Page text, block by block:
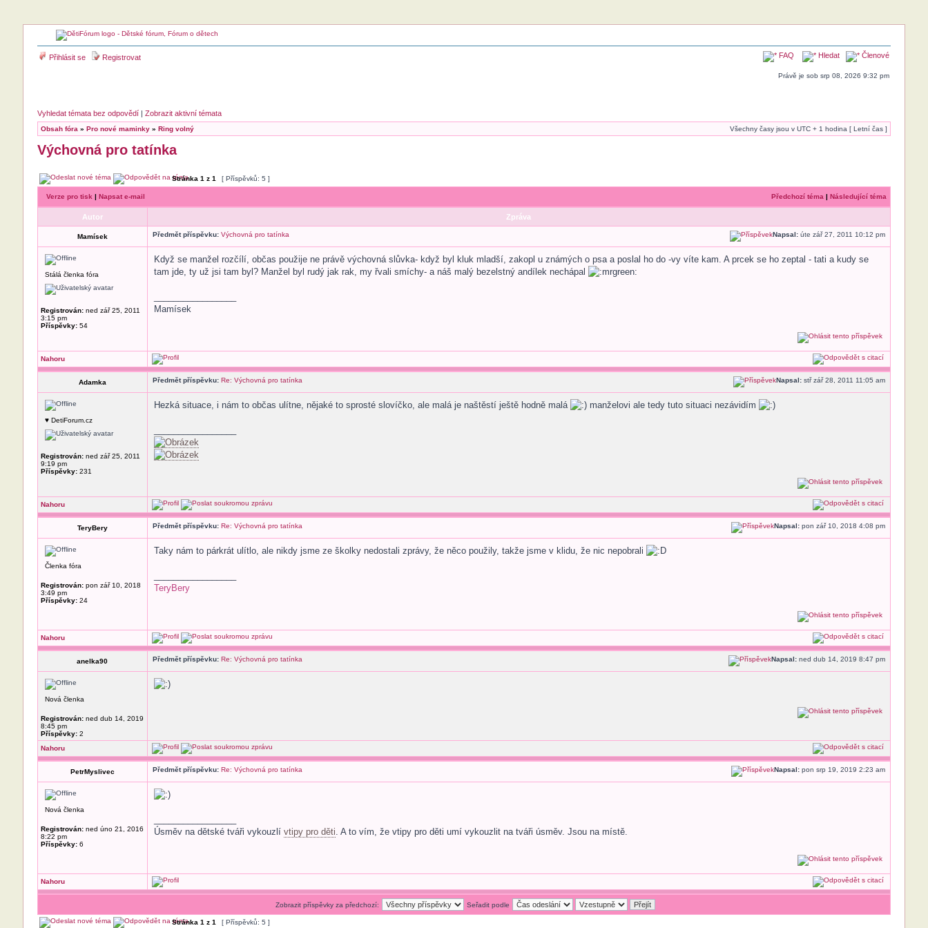
Přihlásit se Registrovat FAQ Hledat Členové
Právě je sob srp 08, 2026 9:32 pm
Vyhledat témata bez odpovědí| Zobrazit aktivní témata
Obsah fóra » Pro nové maminky» Ring volný Všechny časy jsou v UTC + 1 hodina [ Letní čas ]
Výchovná pro tatínka
Stránka 1 z 1 [ Příspěvků: 5 ]
Verze pro tisk | Napsat e-mail Předchozí téma | Následující téma
Autor Zpráva
Mamísek Předmět příspěvku: Výchovná pro tatínka Napsal:úte zář 27, 2011 10:12 pm
Stálá členka fóra
Registrován:ned zář 25, 2011
3:15 pm
Příspěvky:54
Když se manžel rozčílí, občas použije ne právě výchovná slůvka- když byl kluk mladší, zakopl u známých o psa a poslal ho do -vy víte kam. A prcek se ho zeptal - tati a kudy se
tam jde, ty už jsi tam byl? Manžel byl rudý jak rak, my řvali smíchy- a náš malý bezelstný andílek nechápal
Mamísek
Nahoru
Adamka Předmět příspěvku: Re: Výchovná pro tatínka Napsal:stř zář 28, 2011 11:05 am
♥ DetiForum.cz
Registrován:ned zář 25, 2011
9:19 pm
Příspěvky:231
Hezká situace, i nám to občas ulítne, nějaké to sprosté slovíčko, ale malá je naštěstí ještě hodně malá manželovi ale tedy tuto situaci nezávidím
Nahoru
TeryBery Předmět příspěvku: Re: Výchovná pro tatínka Napsal:pon zář 10, 2018 4:08 pm
Členka fóra
Registrován:pon zář 10, 2018
3:49 pm
Příspěvky:24
Taky nám to párkrát ulítlo, ale nikdy jsme ze školky nedostali zprávy, že něco použily, takže jsme v klidu, že nic nepobrali
TeryBery
Nahoru
anelka90 Předmět příspěvku: Re: Výchovná pro tatínka Napsal:ned dub 14, 2019 8:47 pm
Nová členka
Registrován:ned dub 14, 2019
8:45 pm
Příspěvky:2
Nahoru
PetrMyslivec Předmět příspěvku: Re: Výchovná pro tatínka Napsal:pon srp 19, 2019 2:23 am
Nová členka
Registrován:ned úno 21, 2016
8:22 pm
Příspěvky:6
Úsměv na dětské tváři vykouzlí vtipy pro děti. A to vím, že vtipy pro děti umí vykouzlit na tváři úsměv. Jsou na místě.
Nahoru
Zobrazit příspěvky za předchozí: Seřadit podle
Stránka 1 z 1 [ Příspěvků: 5 ]